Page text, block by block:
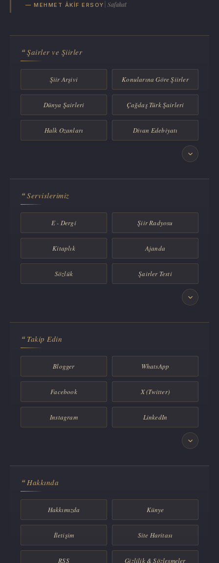
— MEHMET ÂKIF ERSOY | Safahat
Şairler ve Şiirler
Şiir Arşivi Konularına Göre Şiirler
Dünya Şairleri Çağdaş Türk Şairleri
Halk Ozanları Divan Edebiyatı
Şair Biyografileri
Servislerimiz
E - Dergi Şiir Radyosu
Kitaplık Ajanda
Sözlük Şairler Testi
Şiir Yarışmaları Şiir Dergileri
Takip Edin
Blogger WhatsApp
Facebook X (Twitter)
Instagram LinkedIn
Flipboard Tumblr
Hakkında
Hakkımızda Künye
İletişim Site Haritası
RSS Gizlilik & Sözleşmeler